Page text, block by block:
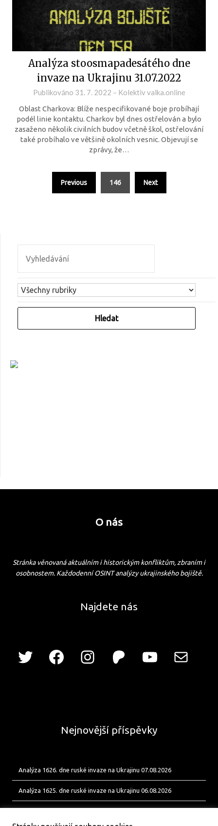
Analýza stoosmapadesátého dne
invaze na Ukrajinu 31.07.2022
Publikováno 31. 7. 2022 – Kolektiv valka.online
Oblast Charkova: Blíže nespecifikované boje probíhají
podél linie kontaktu. Charkov byl dnes ostřelován a bylo
zasaženo několik civilních budov včetně škol, ostřelování
také probíhalo ve většině okolních vesnic. Objevují se
zprávy, že…
Previous 146 Next
O nás
Stránka věnovaná aktuálním i historickým konfliktům, zbraním i
osobnostem. Každodenní OSINT analýzy ukrajinského bojiště.
Najdete nás
Nejnovější příspěvky
Analýza 1626. dne ruské invaze na Ukrajinu 07.08.2026
Analýza 1625. dne ruské invaze na Ukrajinu 06.08.2026